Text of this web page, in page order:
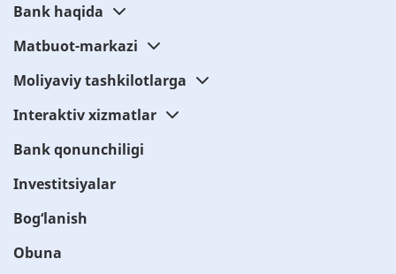
Bank haqida
Matbuot-markazi
Moliyaviy tashkilotlarga
Interaktiv xizmatlar
Bank qonunchiligi
Investitsiyalar
Bog‘lanish
Obuna